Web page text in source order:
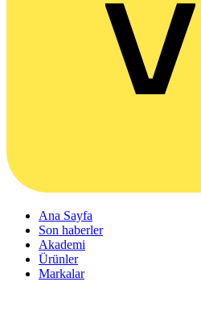
Ana Sayfa
Son haberler
Akademi
Ürünler
Markalar